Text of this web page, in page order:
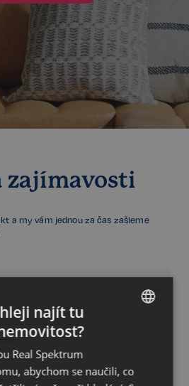
zajímavosti
a my vám jednou za čas zašleme
najít tu
Real Spektrum
abychom se naučili, co